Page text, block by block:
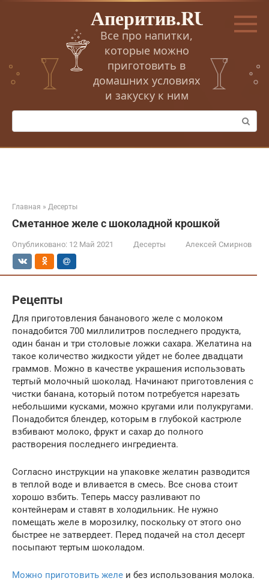
Перейти
Аперитив.RU
Все про напитки,
которые можно
приготовить в
домашних условиях
и закуску к ним
Поиск:
Главная » Десерты
Сметанное желе с шоколадной крошкой
Опубликовано: 12 Май 2021 Десерты Алексей Смирнов
Рецепты
Для приготовления бананового желе с молоком
понадобится 700 миллилитров последнего продукта,
один банан и три столовые ложки сахара. Желатина на
такое количество жидкости уйдет не более двадцати
граммов. Можно в качестве украшения использовать
тертый молочный шоколад. Начинают приготовления с
чистки банана, который потом потребуется нарезать
небольшими кусками, можно кругами или полукругами.
Понадобится блендер, которым в глубокой кастрюле
взбивают молоко, фрукт и сахар до полного
растворения последнего ингредиента.
Согласно инструкции на упаковке желатин разводится
в теплой воде и вливается в смесь. Все снова стоит
хорошо взбить. Теперь массу разливают по
контейнерам и ставят в холодильник. Не нужно
помещать желе в морозилку, поскольку от этого оно
быстрее не затвердеет. Перед подачей на стол десерт
посыпают тертым шоколадом.
Можно приготовить желе и без использования молока.